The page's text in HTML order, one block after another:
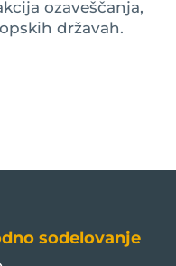
ozaveščanja,
državah.
sodelovanje